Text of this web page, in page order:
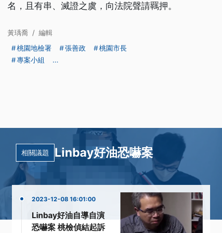
名，且有串、滅證之虞，向法院聲請羈押。
黃瑀喬 / 編輯
桃園地檢署
張善政
桃園市長
專案小組
...
相關議題 Linbay好油恐嚇案
2023-12-08 16:01:00
Linbay好油自導自演
恐嚇案 桃檢偵結起訴